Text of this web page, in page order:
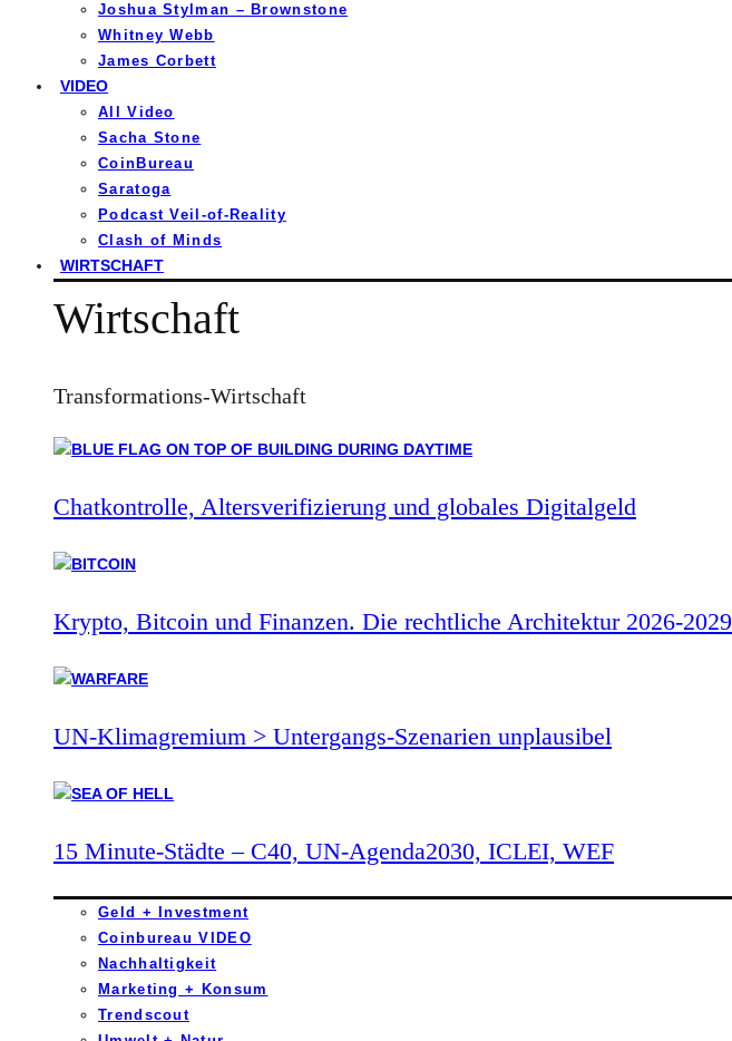
Joshua Stylman – Brownstone
Whitney Webb
James Corbett
VIDEO
All Video
Sacha Stone
CoinBureau
Saratoga
Podcast Veil-of-Reality
Clash of Minds
WIRTSCHAFT
Wirtschaft
Transformations-Wirtschaft
Chatkontrolle, Altersverifizierung und globales Digitalgeld
Krypto, Bitcoin und Finanzen. Die rechtliche Architektur 2026-2029
UN-Klimagremium > Untergangs-Szenarien unplausibel
15 Minute-Städte – C40, UN-Agenda2030, ICLEI, WEF
Geld + Investment
Coinbureau VIDEO
Nachhaltigkeit
Marketing + Konsum
Trendscout